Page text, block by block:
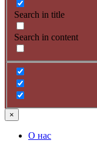
Search in title
Search in content
×
О нас